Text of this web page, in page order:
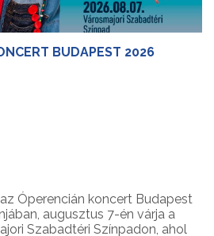
BUDAPEST 2026
Óperencián koncert Budapest
augusztus 7-én várja a
Szabadtéri Színpadon, ahol